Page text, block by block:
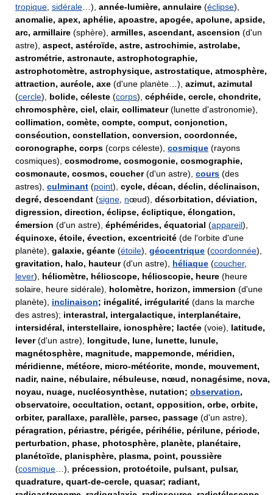
tropique, sidérale…), année-lumière, annulaire (éclipse),
anomalie, apex, aphélie, apoastre, apogée, apolune, apside,
arc, armillaire (sphère), armilles, ascendant, ascension (d'un
astre), aspect, astéroïde, astre, astrochimie, astrolabe,
astrométrie, astronaute, astrophotographie,
astrophotomètre, astrophysique, astrostatique, atmosphère,
attraction, auréole, axe (d'une planète…), azimut, azimutal
(cercle), bolide, céleste (corps), céphéide, cercle, chondrite,
chromosphère, ciel, clair, collimateur(lunette d'astronomie),
collimation, comète, compte, comput, conjonction,
consécution, constellation, conversion, coordonnée,
coronographe, corps (corps céleste), cosmique (rayons
cosmiques), cosmodrome, cosmogonie, cosmographie,
cosmonaute, cosmos, coucher(d'un astre), cours (des
astres), culminant (point), cycle, décan, déclin, déclinaison,
degré, descendant (signe, nœud), désorbitation, déviation,
digression, direction, éclipse, écliptique, élongation,
émersion (d'un astre), éphémérides, équatorial (appareil),
équinoxe, étoile, évection, excentricité (de l'orbite d'une
planète), galaxie, géante (étoile), géocentrique (coordonnée),
gravitation, halo, hauteur(d'un astre), héliaque (coucher,
lever), héliomètre, hélioscope, hélioscopie, heure (heure
solaire, heure sidérale), holomètre, horizon, immersion (d'une
planète), inclinaison; inégalité, irrégularité (dans la marche
des astres); interastral, intergalactique, interplanétaire,
intersidéral, interstellaire, ionosphère; lactée (voie), latitude,
lever(d'un astre), longitude, lune, lunette, lunule,
magnétosphère, magnitude, mappemonde, méridien,
méridienne, météore, micro-météorite, monde, mouvement,
nadir, naine, nébulaire, nébuleuse, nœud, nonagésime, nova,
noyau, nuage, nucléosynthèse, nutation; observation,
observatoire, occultation, octant, opposition, orbe, orbite,
orbiter, parallaxe, parallèle, parsec, passage (d'un astre),
péragration, périastre, périgée, périhélie, périlune, période,
perturbation, phase, photosphère, planète, planétaire,
planétoïde, planisphère, plasma, point, poussière
(cosmique…), précession, protoétoile, pulsant, pulsar,
quadrature, quart-de-cercle, quasar; radiant,